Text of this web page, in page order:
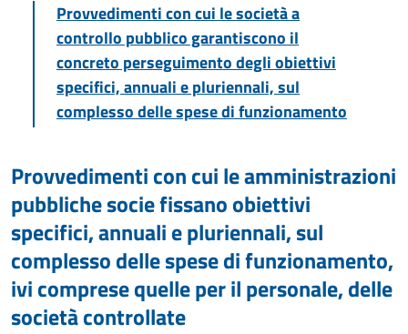
Provvedimenti con cui le società a
controllo pubblico garantiscono il
concreto perseguimento degli obiettivi
specifici, annuali e pluriennali, sul
complesso delle spese di funzionamento
Provvedimenti con cui le amministrazioni
pubbliche socie fissano obiettivi
specifici, annuali e pluriennali, sul
complesso delle spese di funzionamento,
ivi comprese quelle per il personale, delle
società controllate